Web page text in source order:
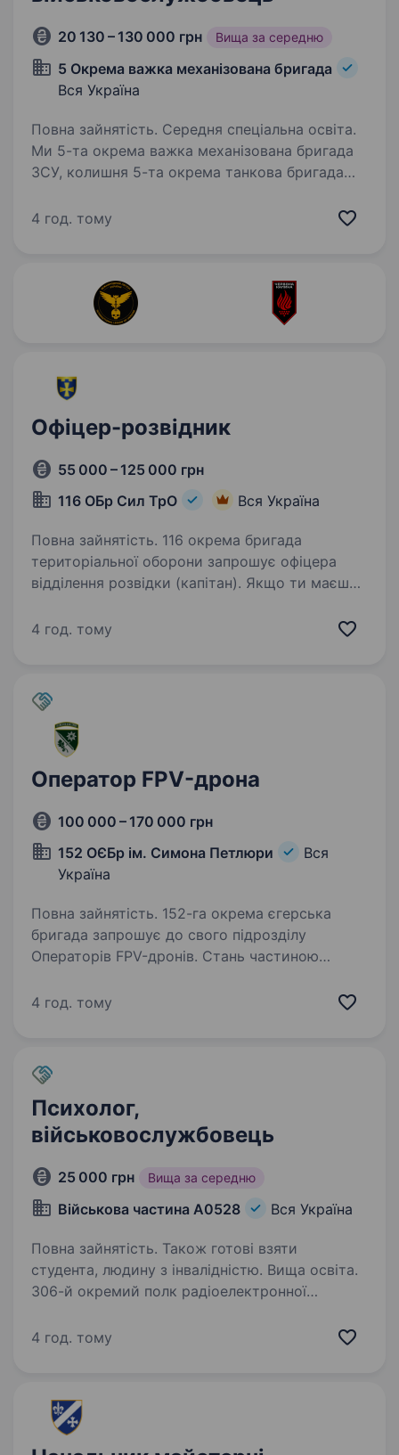
20 130 – 130 000 грн Вища за середню
5 Окрема важка механізована бригада
Вся Україна
Повна зайнятість. Середня спеціальна освіта.
Ми 5-та окрема важка механізована бригада
ЗСУ, колишня 5-та окрема танкова бригада
визнання в битві за Бахмут, коли його
4 год. тому
Офіцер-розвідник
55 000 – 125 000 грн
116 ОБр Сил ТрО
Вся Україна
Повна зайнятість. 116 окрема бригада
територіальної оборони запрошує офіцера
відділення розвідки (капітан). Якщо ти маєш
бажання долучитися до бойового управління
4 год. тому
Оператор FPV-дрона
100 000 – 170 000 грн
152 ОЄБр ім. Симона Петлюри
Вся
Україна
Повна зайнятість. 152-га окрема єгерська
бригада запрошує до свого підрозділу
Операторів FPV-дронів. Стань частиною
безпілотними системами на передовій!
4 год. тому
Психолог,
військовослужбовець
25 000 грн Вища за середню
Військова частина А0528 Вся Україна
Повна зайнятість. Також готові взяти
студента, людину з інвалідністю. Вища освіта.
306-й окремий полк радіоелектронної
відсічі, виявленні та знищенні ворожої техніки
4 год. тому